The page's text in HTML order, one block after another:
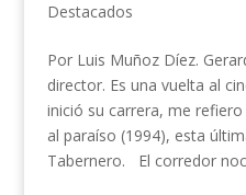
Destacados
Por Luis Muñoz Díez.
director. Es una vuelta al
inició su carrera, me
al paraíso (1994), esta
Tabernero. El corredor